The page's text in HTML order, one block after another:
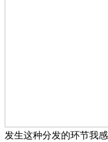
发生这种分发的环节我